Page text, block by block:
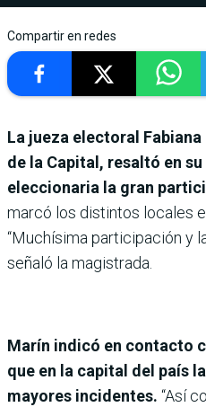
Compartir en redes
La jueza electoral
de la Capital, resaltó en
eleccionaria la gran
marcó los distintos locales
“Muchísima participación y
señaló la magistrada.
Marín indicó en contacto
que en la capital del país
mayores incidentes. “Así